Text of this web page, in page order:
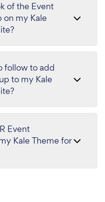
of the Event
on my Kale
follow to add
to my Kale
Event
Kale Theme for